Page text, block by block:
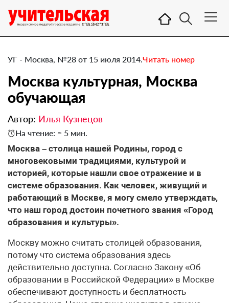
УГ - Москва, №28 от 15 июля 2014.Читать номер
​Москва культурная, Москва
обучающая
Автор: Илья Кузнецов
На чтение: ≈ 5 мин.
Москва – столица нашей Родины, город с
многовековыми традициями, культурой и
историей, которые нашли свое отражение и в
системе образования. Как человек, живущий и
работающий в Москве, я могу смело утверждать,
что наш город достоин почетного звания «Город
образования и культуры».
Москву можно считать столицей образования,
потому что система образования здесь
действительно доступна. Согласно Закону «Об
образовании в Российской Федерации» в Москве
обеспечивают доступность и бесплатность